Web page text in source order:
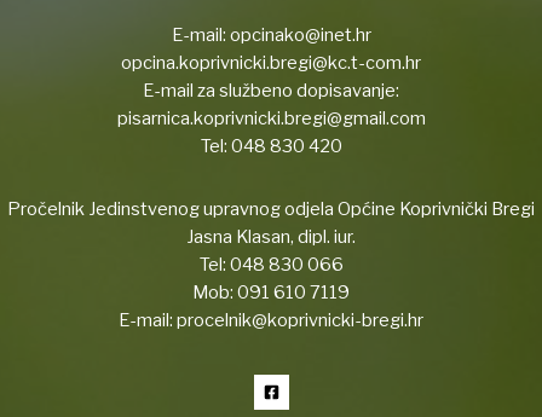
E-mail: opcinako@inet.hr
opcina.koprivnicki.bregi@kc.t-com.hr
E-mail za službeno dopisavanje:
pisarnica.koprivnicki.bregi@gmail.com
Tel: 048 830 420
Pročelnik Jedinstvenog upravnog odjela Općine Koprivnički Bregi
Jasna Klasan, dipl. iur.
Tel: 048 830 066
Mob: 091 610 7119
E-mail: procelnik@koprivnicki-bregi.hr